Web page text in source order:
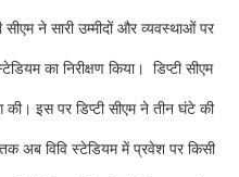
ने सारी उम्मीदों और व्यवस्थाओं पर
का निरीक्षण किया। डिप्टी सीएम
इस पर डिप्टी सीएम ने तीन घंटे की
अब विवि स्टेडियम में प्रवेश पर किसी